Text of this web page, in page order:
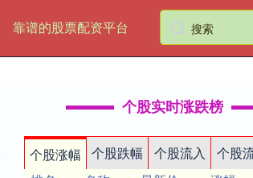
靠谱的股票配资平台
个股实时涨跌榜
个股涨幅 个股跌幅 个股流入 个股